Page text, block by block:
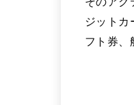
ジットカ
フト券、